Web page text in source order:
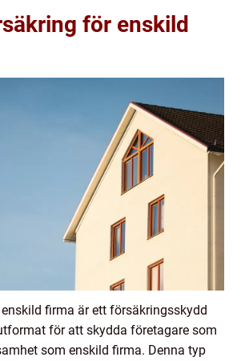
för enskild
firma är ett försäkringsskydd
för att skydda företagare som
som enskild firma. Denna typ